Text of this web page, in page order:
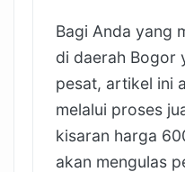
Bagi Anda yang
di daerah Bogor
pesat, artikel ini
melalui proses
kisaran harga
akan mengulas